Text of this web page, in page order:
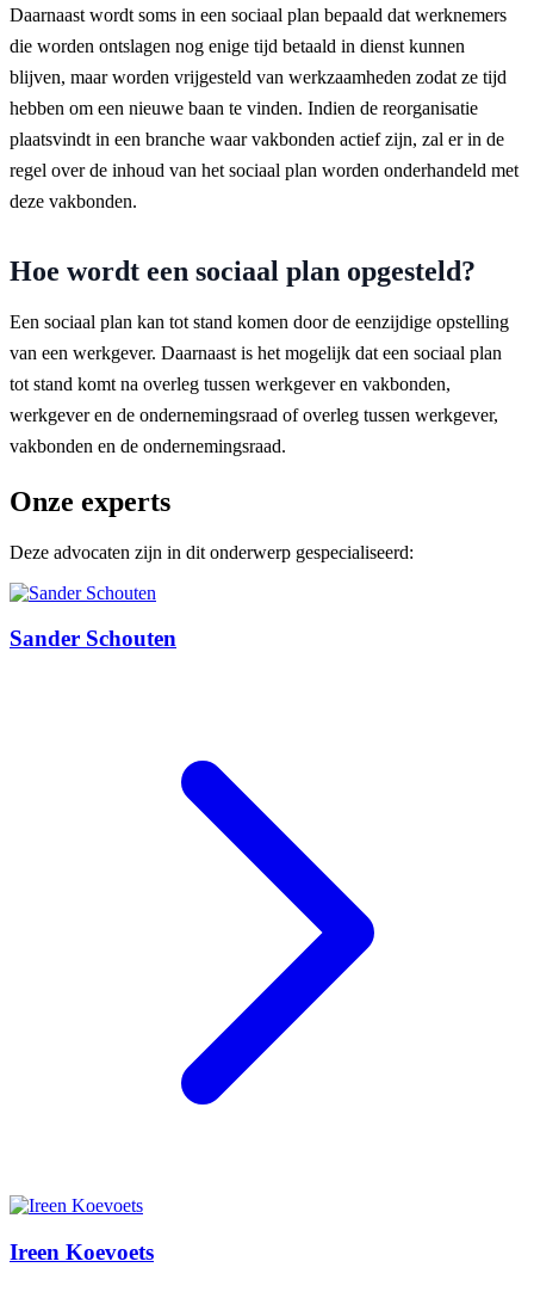
Daarnaast wordt soms in een sociaal plan bepaald dat werknemers
die worden ontslagen nog enige tijd betaald in dienst kunnen
blijven, maar worden vrijgesteld van werkzaamheden zodat ze tijd
hebben om een nieuwe baan te vinden. Indien de reorganisatie
plaatsvindt in een branche waar vakbonden actief zijn, zal er in de
regel over de inhoud van het sociaal plan worden onderhandeld met
deze vakbonden.
Hoe wordt een sociaal plan opgesteld?
Een sociaal plan kan tot stand komen door de eenzijdige opstelling
van een werkgever. Daarnaast is het mogelijk dat een sociaal plan
tot stand komt na overleg tussen werkgever en vakbonden,
werkgever en de ondernemingsraad of overleg tussen werkgever,
vakbonden en de ondernemingsraad.
Onze experts
Deze advocaten zijn in dit onderwerp gespecialiseerd:
Sander Schouten
Ireen Koevoets